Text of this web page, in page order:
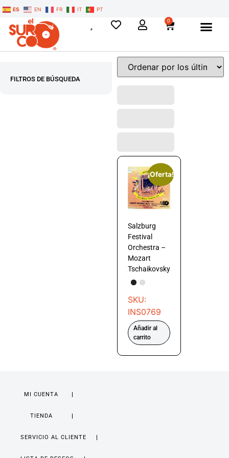
ES EN FR IT PT
0
FILTROS DE BÚSQUEDA
¡Oferta!
Salzburg
Festival
Orchestra –
Mozart
Tschaikovsky
SKU:
INS0769
Añadir al
carrito
MI CUENTA
TIENDA
SERVICIO AL CLIENTE